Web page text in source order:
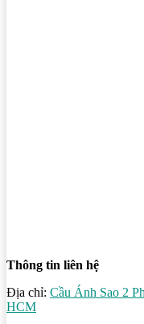
Thông tin liên hệ
Địa chỉ: Cầu Ánh Sao 2
HCM